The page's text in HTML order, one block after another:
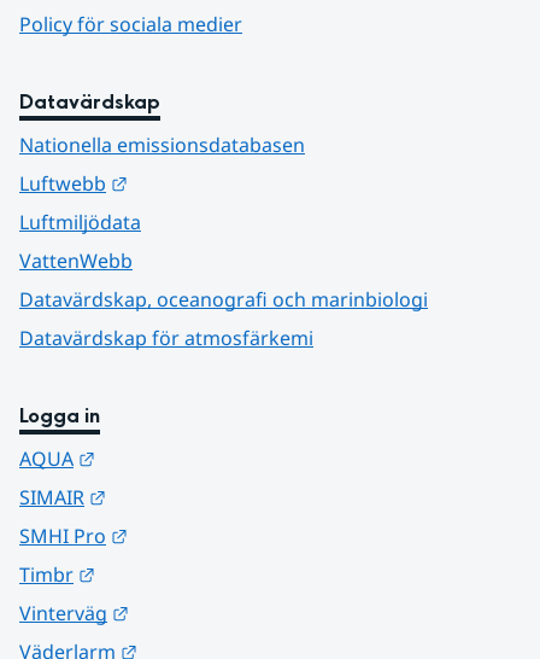
Policy för sociala medier
Datavärdskap
Nationella emissionsdatabasen
Luftwebb
Luftmiljödata
VattenWebb
Datavärdskap, oceanografi och marinbiologi
Datavärdskap för atmosfärkemi
Logga in
AQUA
SIMAIR
SMHI Pro
Timbr
Vinterväg
Väderlarm